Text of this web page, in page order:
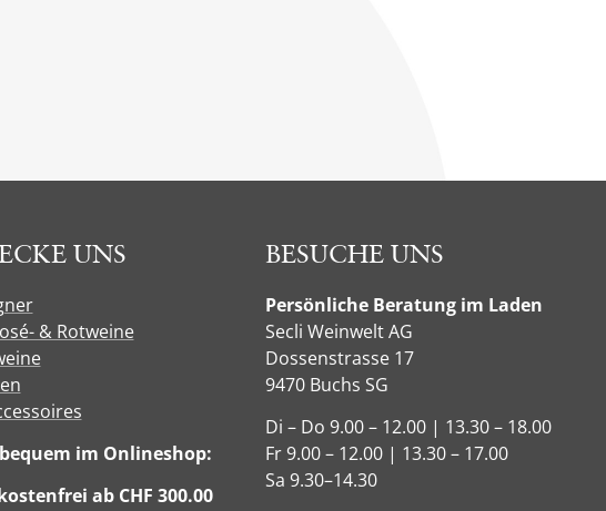
UNS
& Rotweine
im Onlineshop:
ab CHF 300.00
BESUCHE UNS
Persönliche Beratung im Laden
Secli Weinwelt AG
Dossenstrasse 17
9470 Buchs SG
Di – Do 9.00 – 12.00 | 13.30 – 18.00
Fr 9.00 – 12.00 | 13.30 – 17.00
Sa 9.30–14.30